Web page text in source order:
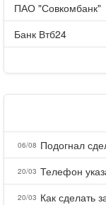
ПАО "Совкомбанк"
Банк Втб24
06/08
20/03 Телефон
20/03 Как сделать